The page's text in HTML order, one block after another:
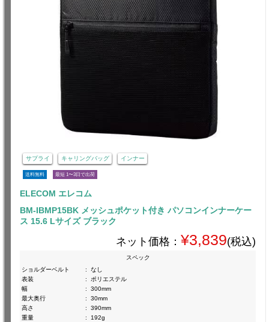
サプライ キャリングバッグ インナー
送料無料 最短 1〜3日で出荷
ELECOM エレコム
BM-IBMP15BK メッシュポケット付き パソコンインナーケー
ス 15.6 Lサイズ ブラック
ネット価格： ¥3,839(税込)
スペック
ショルダーベルト
:
なし
表装
:
ポリエステル
幅
:
300mm
最大奥行
:
30mm
高さ
:
390mm
重量
:
192g